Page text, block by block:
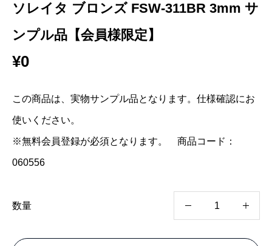
ソレイタ ブロンズ FSW-311BR 3mm サ
ンプル品【会員様限定】
¥0
この商品は、実物サンプル品となります。仕様確認にお
使いください。
※無料会員登録が必須となります。 商品コード：
060556
数量
レ
イ